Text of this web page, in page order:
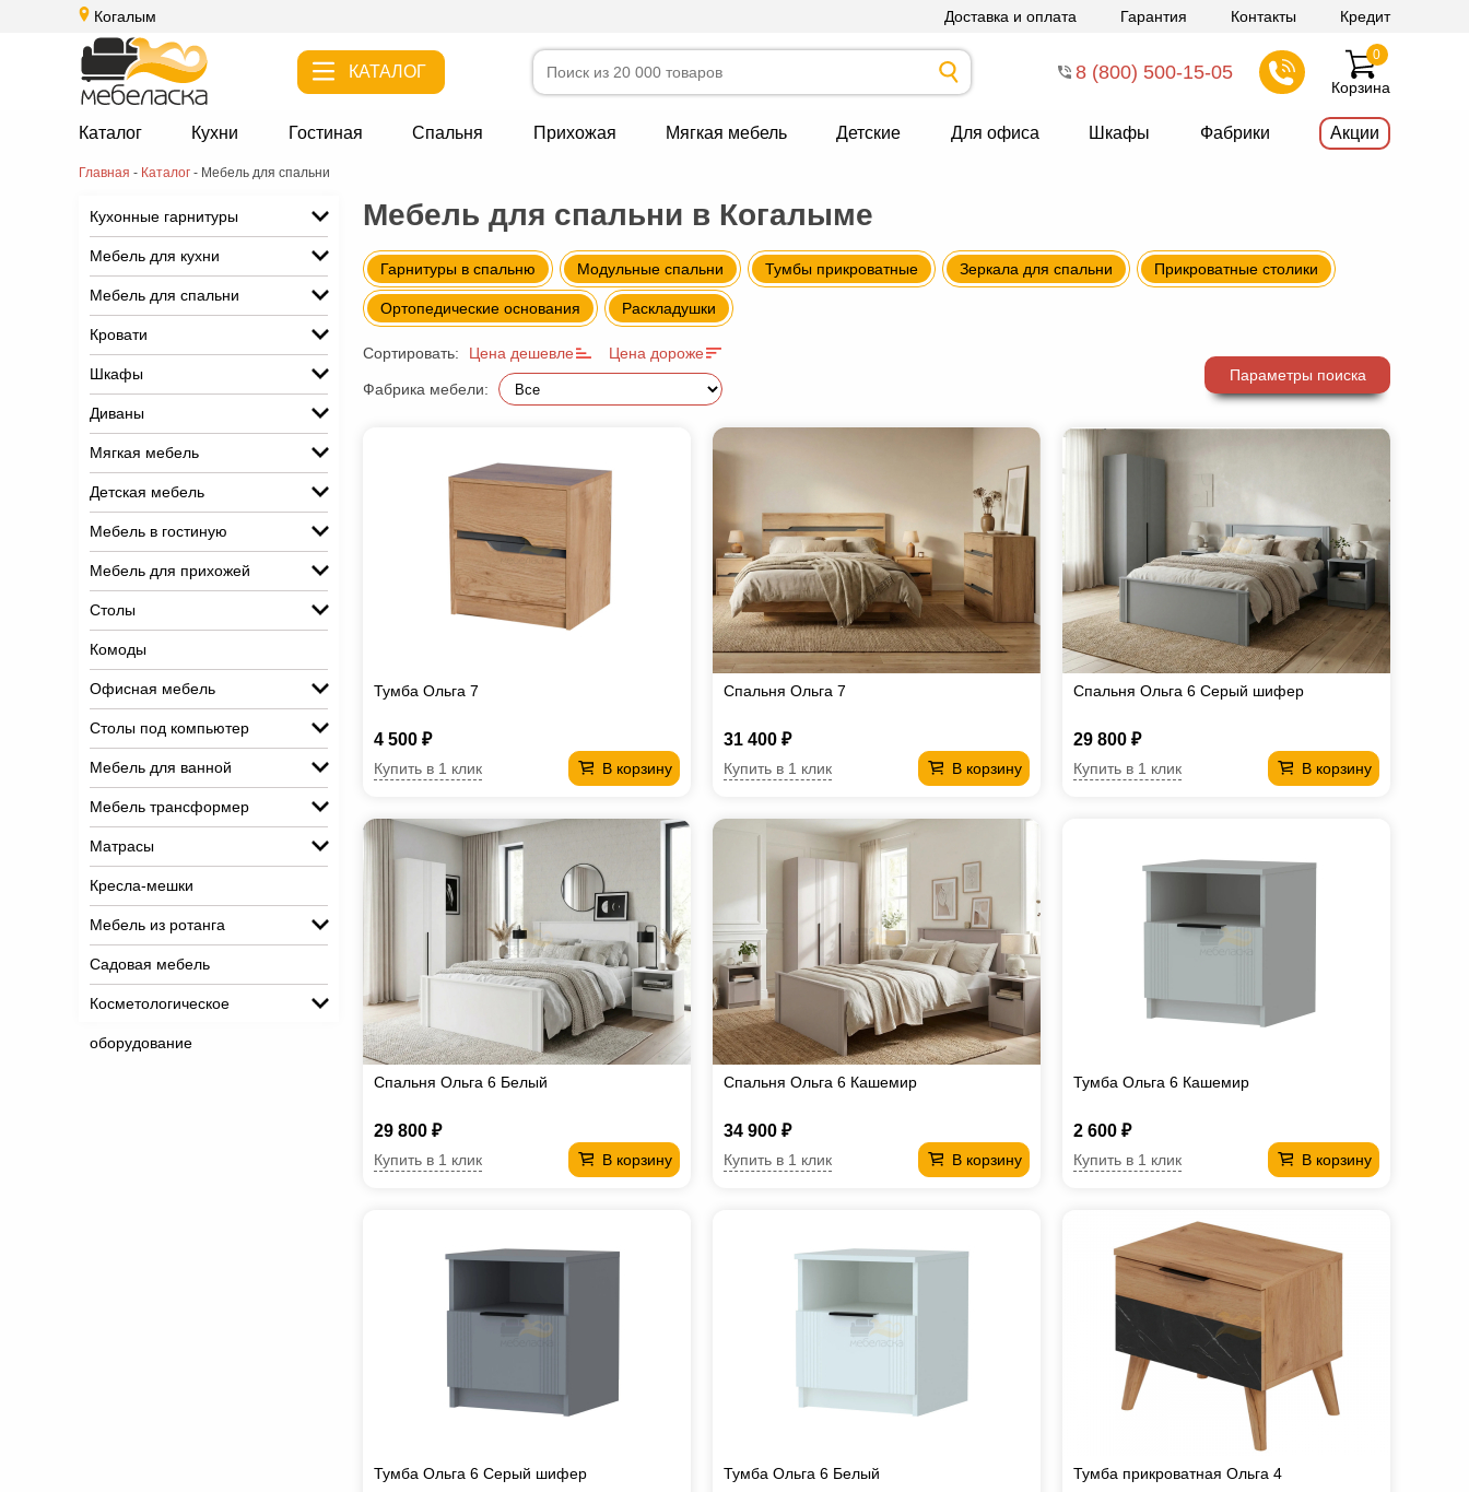
Когалым Доставка и оплата Гарантия Контакты Кредит
КАТАЛОГ 8 (800) 500-15-05
Корзина
0
Каталог Кухни Гостиная Спальня Прихожая Мягкая мебель Детские Для офиса Шкафы Фабрики Акции
Главная - Каталог - Мебель для спальни
Кухонные гарнитуры
Мебель для кухни
Мебель для спальни
Кровати
Шкафы
Диваны
Мягкая мебель
Детская мебель
Мебель в гостиную
Мебель для прихожей
Столы
Комоды
Офисная мебель
Столы под компьютер
Мебель для ванной
Мебель трансформер
Матрасы
Кресла-мешки
Мебель из ротанга
Садовая мебель
Косметологическое
оборудование
Мебель для спальни в Когалыме
Гарнитуры в спальню Модульные спальни Тумбы прикроватные Зеркала для спальни Прикроватные столики
Ортопедические основания Раскладушки
Сортировать: Цена дешевле Цена дороже
Фабрика мебели:
Параметры поиска
Тумба Ольга 7
4 500 ₽
В корзину
Купить в 1 клик
Спальня Ольга 7
31 400 ₽
В корзину
Купить в 1 клик
Спальня Ольга 6 Серый шифер
29 800 ₽
В корзину
Купить в 1 клик
Спальня Ольга 6 Белый
29 800 ₽
В корзину
Купить в 1 клик
Спальня Ольга 6 Кашемир
34 900 ₽
В корзину
Купить в 1 клик
Тумба Ольга 6 Кашемир
2 600 ₽
В корзину
Купить в 1 клик
Тумба Ольга 6 Серый шифер Тумба Ольга 6 Белый Тумба прикроватная Ольга 4